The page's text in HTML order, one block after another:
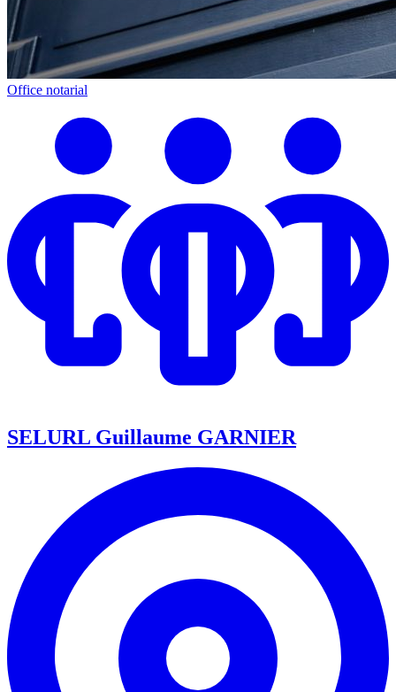
Office notarial
SELURL Guillaume GARNIER